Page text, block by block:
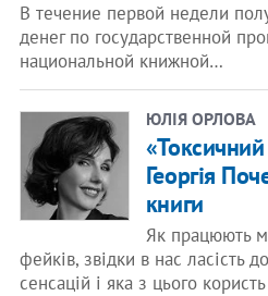
В течение первой недели
денег по государственной
национальной книжной…
ЮЛІЯ ОРЛОВА
Георгія
книги
Як працюють
фейків, звідки в нас ласість
сенсацій і яка з цього